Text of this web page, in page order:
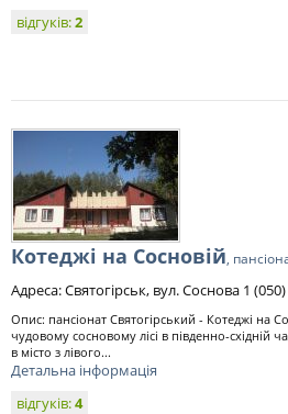
відгуків:2
Котеджі на Сосновій,
Адреса: Святогірськ, вул. Соснова 1
Опис: пансіонат Святогірський - Котеджі на
чудовому сосновому лісі в південно-східній
в місто з лівого...
Детальна інформація
відгуків:4